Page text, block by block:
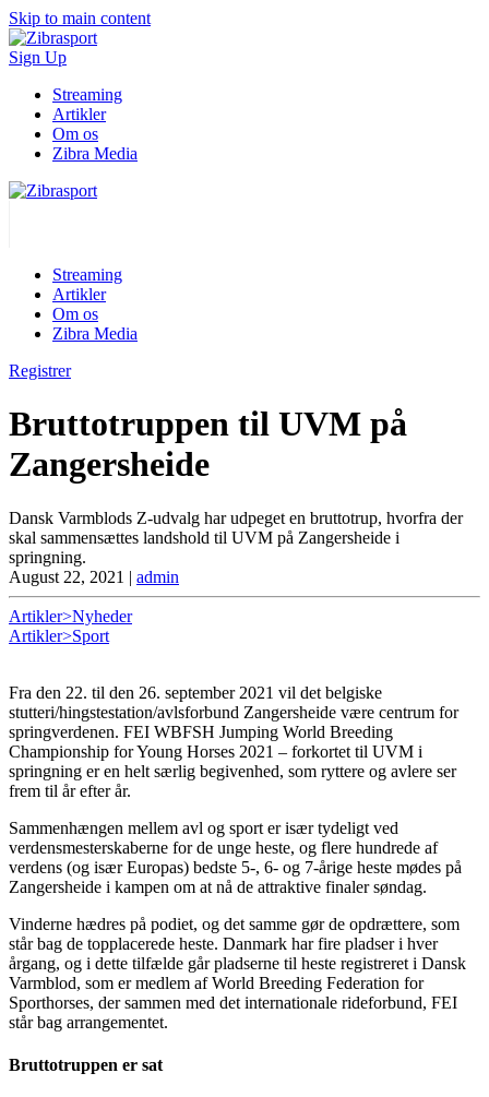
Skip to main content
Sign Up
Streaming
Artikler
Om os
Zibra Media
Streaming
Artikler
Om os
Zibra Media
Registrer
Bruttotruppen til UVM på
Zangersheide
Dansk Varmblods Z-udvalg har udpeget en bruttotrup, hvorfra der
skal sammensættes landshold til UVM på Zangersheide i
springning.
August 22, 2021 | admin
Artikler>Nyheder
Artikler>Sport
Fra den 22. til den 26. september 2021 vil det belgiske
stutteri/hingstestation/avlsforbund Zangersheide være centrum for
springverdenen. FEI WBFSH Jumping World Breeding
Championship for Young Horses 2021 – forkortet til UVM i
springning er en helt særlig begivenhed, som ryttere og avlere ser
frem til år efter år.
Sammenhængen mellem avl og sport er især tydeligt ved
verdensmesterskaberne for de unge heste, og flere hundrede af
verdens (og især Europas) bedste 5-, 6- og 7-årige heste mødes på
Zangersheide i kampen om at nå de attraktive finaler søndag.
Vinderne hædres på podiet, og det samme gør de opdrættere, som
står bag de topplacerede heste. Danmark har fire pladser i hver
årgang, og i dette tilfælde går pladserne til heste registreret i Dansk
Varmblod, som er medlem af World Breeding Federation for
Sporthorses, der sammen med det internationale rideforbund, FEI
står bag arrangementet.
Bruttotruppen er sat